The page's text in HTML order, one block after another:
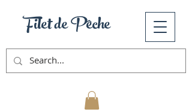
Filet de Pêche